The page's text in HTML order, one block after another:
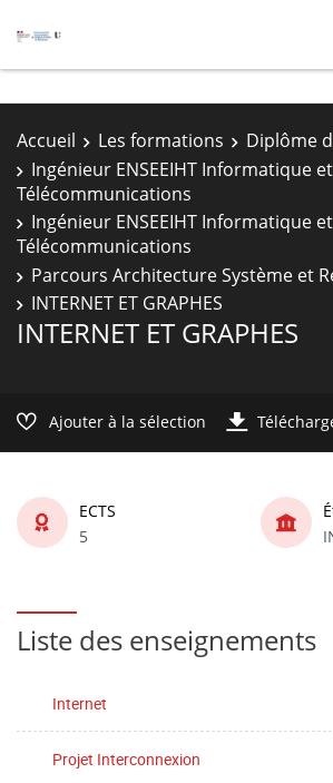
Accueil Les formations
Diplôme
Ingénieur ENSEEIHT Informatique et
Télécommunications
Ingénieur ENSEEIHT Informatique et
Télécommunications
Parcours Architecture Système et
INTERNET ET GRAPHES
INTERNET ET GRAPHES
Ajouter à la sélection
ECTS
5
Liste des enseignements
Internet
Projet Interconnexion